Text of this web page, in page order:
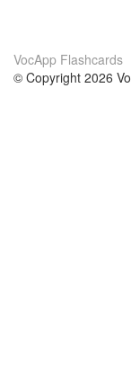
VocApp Flashcards
© Copyright 2026